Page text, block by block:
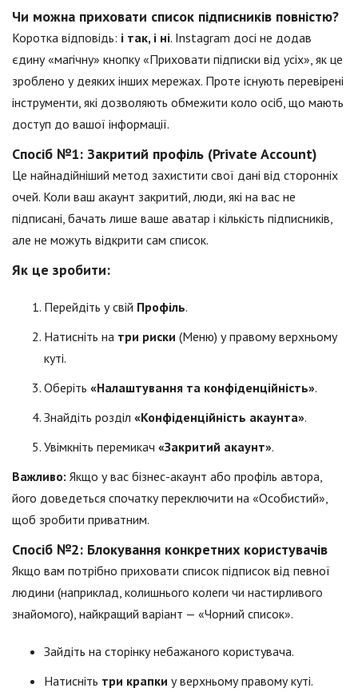
Чи можна приховати список підписників повністю?
Коротка відповідь: і так, і ні. Instagram досі не додав
єдину «магічну» кнопку «Приховати підписки від усіх», як це
зроблено у деяких інших мережах. Проте існують перевірені
інструменти, які дозволяють обмежити коло осіб, що мають
доступ до вашої інформації.
Спосіб №1: Закритий профіль (Private Account)
Це найнадійніший метод захистити свої дані від сторонніх
очей. Коли ваш акаунт закритий, люди, які на вас не
підписані, бачать лише ваше аватар і кількість підписників,
але не можуть відкрити сам список.
Як це зробити:
Перейдіть у свій Профіль.
Натисніть на три риски (Меню) у правому верхньому
куті.
Оберіть «Налаштування та конфіденційність».
Знайдіть розділ «Конфіденційність акаунта».
Увімкніть перемикач «Закритий акаунт».
Важливо: Якщо у вас бізнес-акаунт або профіль автора,
його доведеться спочатку переключити на «Особистий»,
щоб зробити приватним.
Спосіб №2: Блокування конкретних користувачів
Якщо вам потрібно приховати список підписок від певної
людини (наприклад, колишнього колеги чи настирливого
знайомого), найкращий варіант — «Чорний список».
Зайдіть на сторінку небажаного користувача.
Натисніть три крапки у верхньому правому куті.